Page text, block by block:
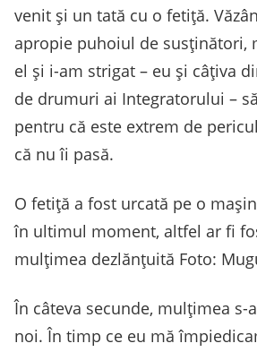
venit și un tată cu o fetiță.
apropie puhoiul de susținători,
el și i-am strigat – eu și câțiva
de drumuri ai Integratorului –
pentru că este extrem de
că nu îi pasă.
O fetiță a fost urcată pe o
în ultimul moment, altfel ar fi
mulțimea dezlănțuită Foto:
În câteva secunde, mulțimea s-
noi. În timp ce eu mă